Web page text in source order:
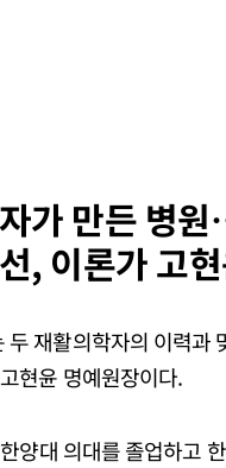
가 만든 병
, 이론가 고
재활의학자의 이력과
현윤 명예원장이다.
양대 의대를 졸업하고